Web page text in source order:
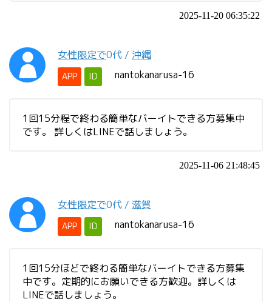
2025-11-20 06:35:22
女性限定で0代 / 沖縄
APP ID nantokanarusa-16
1回15分程で終わる簡単なバーイトできる方募集中
です。 詳しくはLINEで話しましょう。
2025-11-06 21:48:45
女性限定で0代 / 滋賀
APP ID nantokanarusa-16
1回15分ほどで終わる簡単なバーイトできる方募集
中です。定期的にお願いできる方歓迎。詳しくは
LINEで話しましょう。